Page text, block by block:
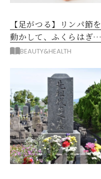
【足がつる】リンパ節を
動かして、ふくらはぎの
むくみ、こむら返りを解
BEAUTY&HEALTH